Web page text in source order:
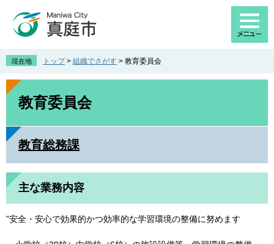
先
す
を
し
現在地 トップ > 組織でさがす > 教育委員会
本
教育委員会
教育総務課
主な業務内容
”安全・安心で効果的かつ効率的な学習環境の整備に努めます